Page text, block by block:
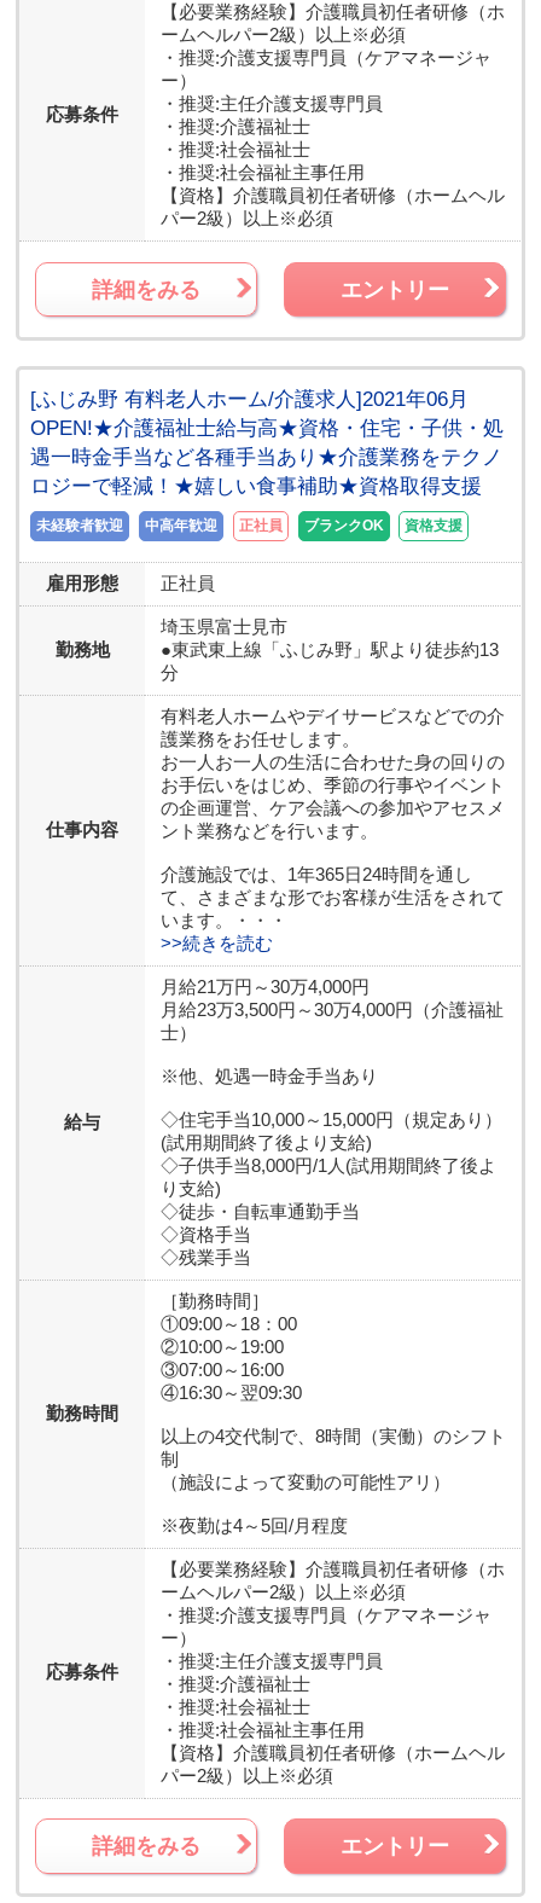
応募条件
【必要業務経験】 介護職員初任者研修（ホ
ームヘルパー2級）以上※必須
・推奨:介護支援専門員（ケアマネージャ
ー）
・推奨:主任介護支援専門員
・推奨:介護福祉士
・推奨:社会福祉士
・推奨:社会福祉主事任用
【資格】 介護職員初任者研修（ホームヘル
パー2級）以上※必須
詳細をみる エントリー
[ふじみ野 有料老人ホーム/介護求人]2021年06月
OPEN!★介護福祉士給与高★資格・住宅・子供・処
遇一時金手当など各種手当あり★介護業務をテクノ
ロジーで軽減！★嬉しい食事補助★資格取得支援
未経験者歓迎 中高年歓迎 正社員 ブランクOK 資格支援
雇用形態 正社員
勤務地
埼玉県富士見市
●東武東上線「ふじみ野」駅より徒歩約13
分
仕事内容
有料老人ホームやデイサービスなどでの介
護業務をお任せします。
お一人お一人の生活に合わせた身の回りの
お手伝いをはじめ、季節の行事やイベント
の企画運営、ケア会議への参加やアセスメ
ント業務などを行います。
介護施設では、1年365日24時間を通し
て、さまざまな形でお客様が生活をされて
います。・・・
>>続きを読む
給与
月給21万円～30万4,000円
月給23万3,500円～30万4,000円（介護福祉
士）
※他、処遇一時金手当あり
◇住宅手当10,000～15,000円（規定あり）
(試用期間終了後より支給)
◇子供手当8,000円/1人(試用期間終了後よ
り支給)
◇徒歩・自転車通勤手当
◇資格手当
◇残業手当
勤務時間
［勤務時間］
①09:00～18：00
②10:00～19:00
③07:00～16:00
④16:30～翌09:30
以上の4交代制で、8時間（実働）のシフト
制
（施設によって変動の可能性アリ）
※夜勤は4～5回/月程度
応募条件
【必要業務経験】 介護職員初任者研修（ホ
ームヘルパー2級）以上※必須
・推奨:介護支援専門員（ケアマネージャ
ー）
・推奨:主任介護支援専門員
・推奨:介護福祉士
・推奨:社会福祉士
・推奨:社会福祉主事任用
【資格】 介護職員初任者研修（ホームヘル
パー2級）以上※必須
詳細をみる エントリー